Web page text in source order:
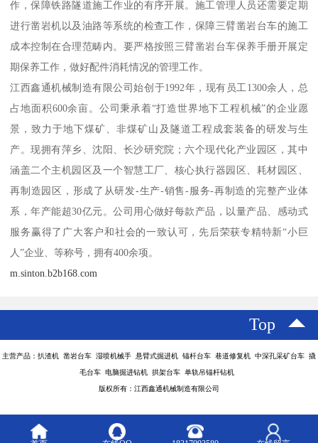
作，保障铁路隧道施工作业的有序开展。施工管理人员还需要定期
进行凿岩机以及油路等系统的检查工作，保障三臂凿岩台车的施工
成本控制在合理范畴内。要严格按照三臂凿岩台车保养手册开展定
期保养工作，做好配件消耗情况的管理工作。
江西鑫通机械制造有限公司始创于1992年，现有员工1300余人，总
占地面积600余亩。公司秉承着“打造世界地下工程机械”的企业愿
景，致力于地下煤矿、非煤矿山及隧道工程成套装备的研发与生
产。现拥有萍乡、沈阳、长沙研究院；六个现代化产业园区，其中
涵盖二个主机园区及一个智慧工厂、核心执行器园区、耗材园区、
再制造园区，形成了从研发-生产-销售-服务-再制造的完整产业体
系，年产能超30亿元。公司用心做好每款产品，以量产品、感动式
服务赢得了广大客户和社会的一致认可，先后荣获专精特新“小巨
人”企业、等称号，拥有400余项。
m.sinton.b2b168.com
Top
主营产品：扒渣机 凿岩台车 湿喷机械手 悬臂式掘进机 锚杆台车 巷道修复机 中深孔采矿台车 撬
毛台车 电脑掘进钻机 拱架台车 单轨吊锚杆钻机
版权所有：江西鑫通机械制造有限公司